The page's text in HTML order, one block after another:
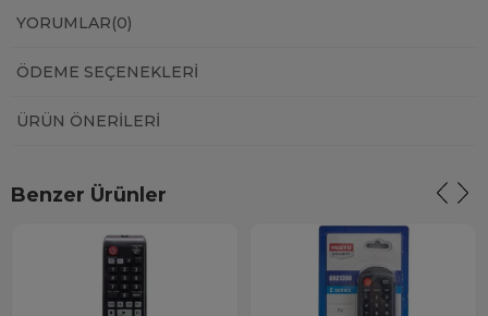
YORUMLAR(0)
ÖDEME SEÇENEKLERI
ÜRÜN ÖNERILERI
Benzer Ürünler